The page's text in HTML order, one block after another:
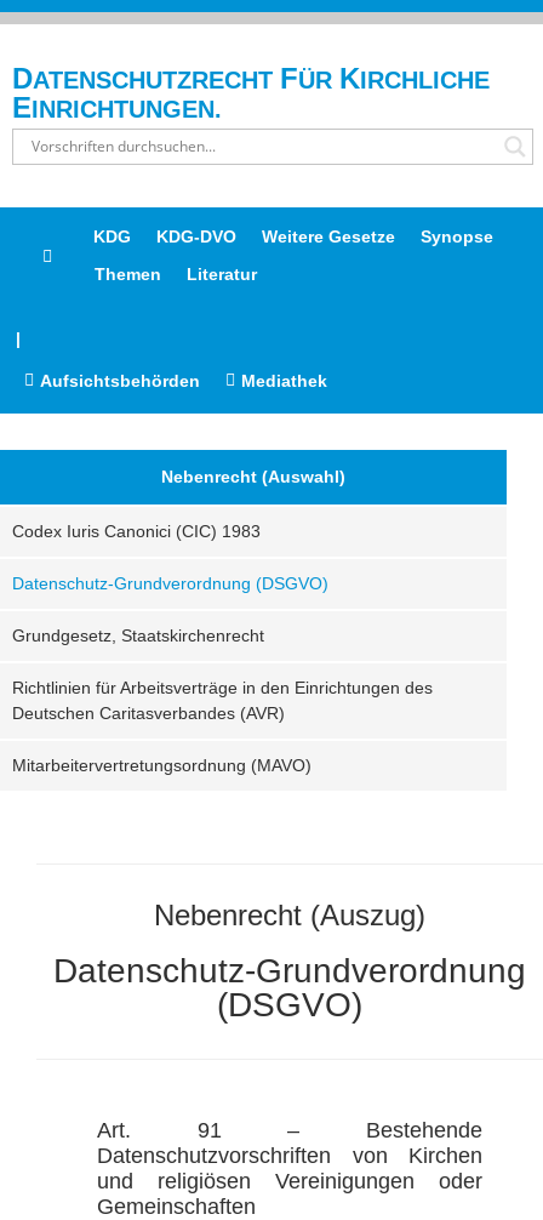
DATENSCHUTZRECHT FÜR KIRCHLICHE
EINRICHTUNGEN.
KDG KDG-DVO Weitere Gesetze
Synopse
Themen
Literatur
|
Aufsichtsbehörden Mediathek
Nebenrecht (Auswahl)
Codex Iuris Canonici (CIC) 1983
Datenschutz-Grundverordnung (DSGVO)
Grundgesetz, Staatskirchenrecht
Richtlinien für Arbeitsverträge in den Einrichtungen des
Deutschen Caritasverbandes (AVR)
Mitarbeitervertretungsordnung (MAVO)
Nebenrecht (Auszug)
Datenschutz-Grundverordnung
(DSGVO)
Art. 91 – Bestehende
Datenschutzvorschriften von Kirchen
und religiösen Vereinigungen oder
Gemeinschaften